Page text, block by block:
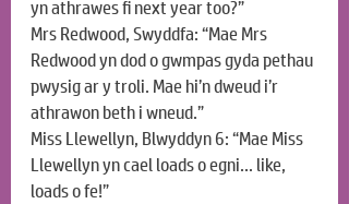
yn athrawes fi next year too?”
Mrs Redwood, Swyddfa: “Mae Mrs
Redwood yn dod o gwmpas gyda pethau
pwysig ar y troli. Mae hi’n dweud i’r
athrawon beth i wneud.”
Miss Llewellyn, Blwyddyn 6: “Mae Miss
Llewellyn yn cael loads o egni… like,
loads o fe!”